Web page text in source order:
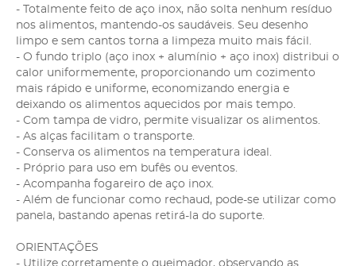
- Totalmente feito de aço inox, não solta nenhum resíduo
nos alimentos, mantendo-os saudáveis. Seu desenho
limpo e sem cantos torna a limpeza muito mais fácil.
- O fundo triplo (aço inox + alumínio + aço inox) distribui o
calor uniformemente, proporcionando um cozimento
mais rápido e uniforme, economizando energia e
deixando os alimentos aquecidos por mais tempo.
- Com tampa de vidro, permite visualizar os alimentos.
- As alças facilitam o transporte.
- Conserva os alimentos na temperatura ideal.
- Próprio para uso em bufês ou eventos.
- Acompanha fogareiro de aço inox.
- Além de funcionar como rechaud, pode-se utilizar como
panela, bastando apenas retirá-la do suporte.
ORIENTAÇÕES
- Utilize corretamente o queimador, observando as